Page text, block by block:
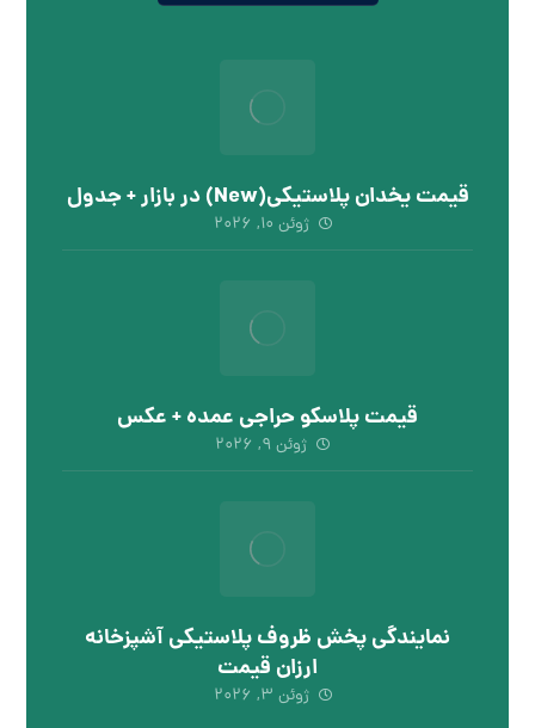
قیمت یخدان پلاستیکی(New) در بازار + جدول
ژوئن ۱۰, ۲۰۲۶
قیمت پلاسکو حراجی عمده + عکس
ژوئن ۹, ۲۰۲۶
نمایندگی پخش ظروف پلاستیکی آشپزخانه
ارزان قیمت
ژوئن ۳, ۲۰۲۶